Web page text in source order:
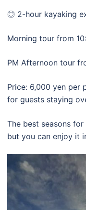
◎ 2-hour kayaking
Morning tour from
PM Afternoon tour
Price: 6,000 yen per
for guests staying
The best seasons
but you can enjoy it